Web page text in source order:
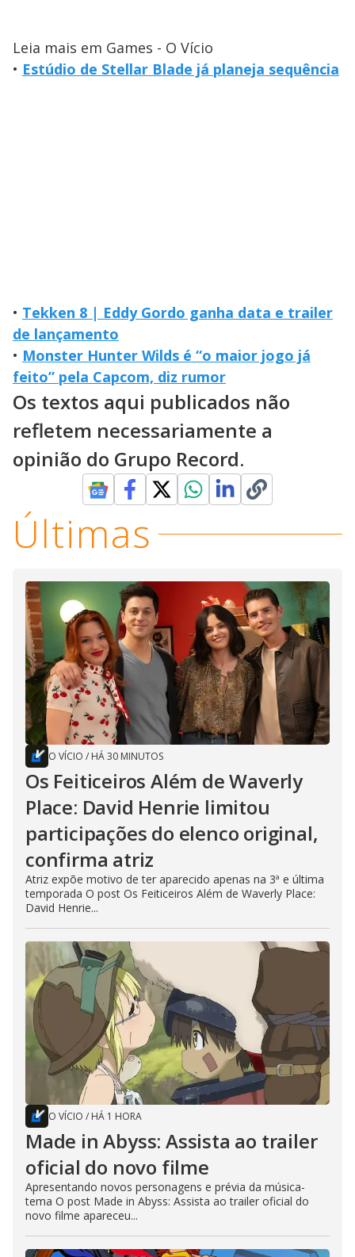
Leia mais em Games - O Vício
• Estúdio de Stellar Blade já planeja sequência
• Tekken 8 | Eddy Gordo ganha data e trailer
de lançamento
• Monster Hunter Wilds é “o maior jogo já
feito” pela Capcom, diz rumor
Os textos aqui publicados não
refletem necessariamente a
opinião do Grupo Record.
Últimas
O VÍCIO / HÁ 30 MINUTOS
Os Feiticeiros Além de Waverly
Place: David Henrie limitou
participações do elenco original,
confirma atriz
Atriz expõe motivo de ter aparecido apenas na 3ª e última
temporada O post Os Feiticeiros Além de Waverly Place:
David Henrie...
O VÍCIO / HÁ 1 HORA
Made in Abyss: Assista ao trailer
oficial do novo filme
Apresentando novos personagens e prévia da música-
tema O post Made in Abyss: Assista ao trailer oficial do
novo filme apareceu...